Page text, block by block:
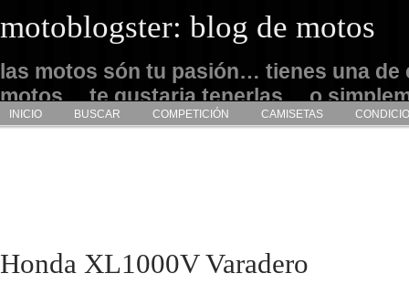
motoblogster: blog de motos
las motos són tu pasión… tienes una de
motos… te gustaria tenerlas… o
admirarlas… este es tu sitio
INICIO BUSCAR COMPETICIÓN CAMISETAS
Honda XL1000V Varadero